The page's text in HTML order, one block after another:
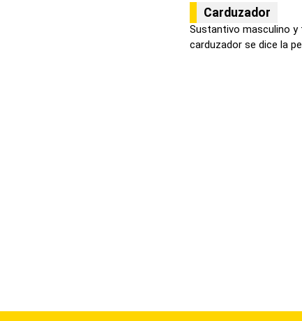
Carduzador
Sustantivo masculino y
carduzador se dice la